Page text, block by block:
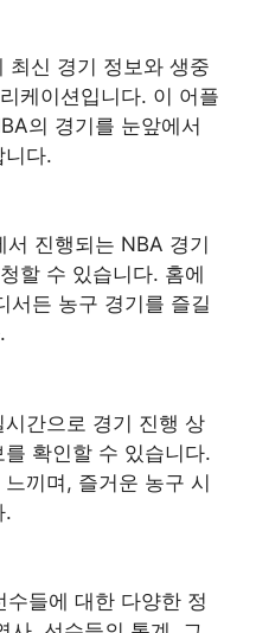
최신 경기 정보와 생중
케이션입니다. 이 어플
의 경기를 눈앞에서
니다.
진행되는 NBA 경기
할 수 있습니다. 홈에
서든 농구 경기를 즐길
간으로 경기 진행 상
확인할 수 있습니다.
끼며, 즐거운 농구 시
.
들에 대한 다양한 정